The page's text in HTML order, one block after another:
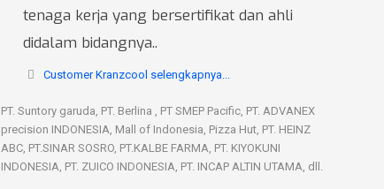
tenaga kerja yang bersertifikat dan ahli
didalam bidangnya..
Customer Kranzcool selengkapnya...
PT. Suntory garuda, PT. Berlina , PT SMEP Pacific, PT. ADVANEX
precision INDONESIA, Mall of Indonesia, Pizza Hut, PT. HEINZ
ABC, PT.SINAR SOSRO, PT.KALBE FARMA, PT. KIYOKUNI
INDONESIA, PT. ZUICO INDONESIA, PT. INCAP ALTIN UTAMA, dll.